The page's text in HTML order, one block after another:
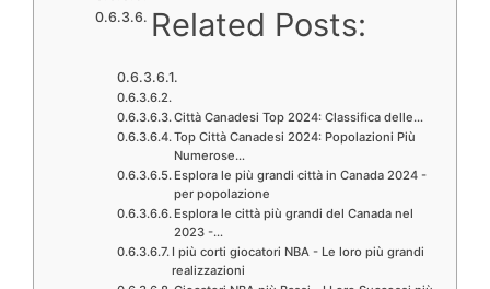
Related Posts:
Città Canadesi Top 2024: Classifica delle…
Top Città Canadesi 2024: Popolazioni Più
Numerose…
Esplora le più grandi città in Canada 2024 -
per popolazione
Esplora le città più grandi del Canada nel
2023 -…
I più corti giocatori NBA - Le loro più grandi
realizzazioni